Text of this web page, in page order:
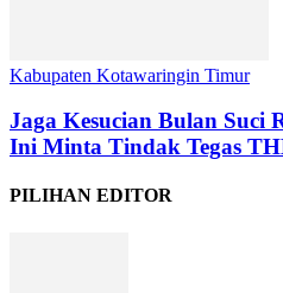
Kabupaten Kotawaringin Timur
Jaga Kesucian Bulan Suci
Ini Minta Tindak Tegas
PILIHAN EDITOR